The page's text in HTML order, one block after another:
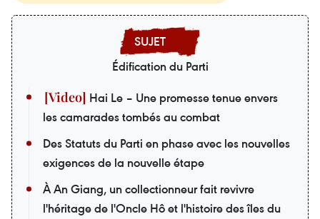
Édification du Parti
Hai Le – Une promesse tenue envers
les camarades tombés au combat
Des Statuts du Parti en phase avec les nouvelles
exigences de la nouvelle étape
À An Giang, un collectionneur fait revivre
l'héritage de l'Oncle Hô et l'histoire des îles du